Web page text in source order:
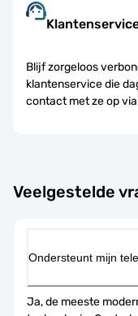
Blijf zorgeloos
klantenservice die
contact met ze op
Veelgestelde
Ondersteunt mijn
Ja, de meeste